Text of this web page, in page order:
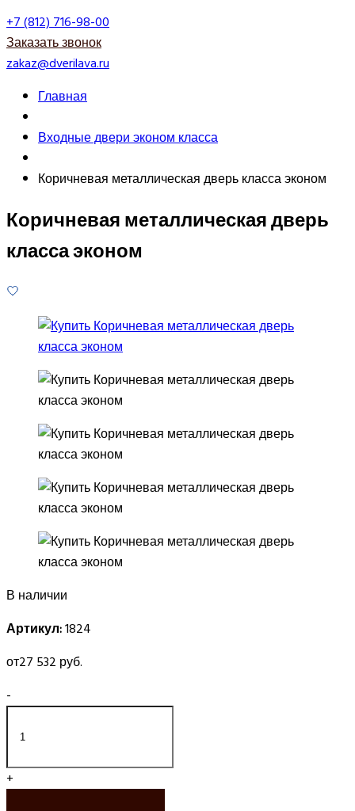
+7 (812) 716-98-00
Заказать звонок
zakaz@dverilava.ru
Главная
Входные двери эконом класса
Коричневая металлическая дверь класса эконом
Коричневая металлическая дверь
класса эконом
В наличии
Артикул:1824
от27 532 руб.
-
+